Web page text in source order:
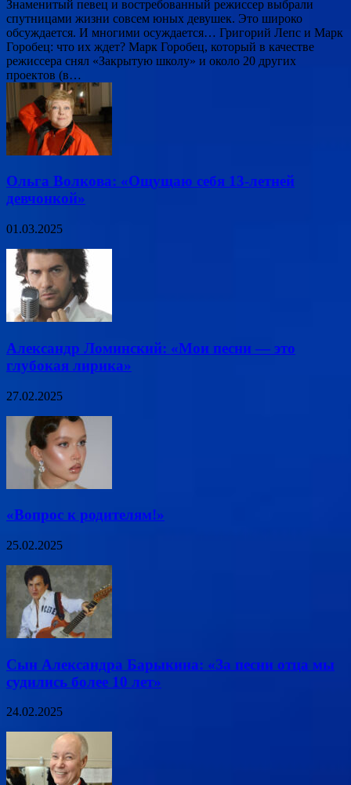
Знаменитый певец и востребованный режиссер выбрали
спутницами жизни совсем юных девушек. Это широко
обсуждается. И многими осуждается… Григорий Лепс и Марк
Горобец: что их ждет? Марк Горобец, который в качестве
режиссера снял «Закрытую школу» и около 20 других
проектов (в…
Ольга Волкова: «Ощущаю себя 13-летней
девчонкой»
01.03.2025
Александр Ломинский: «Мои песни — это
глубокая лирика»
27.02.2025
«Вопрос к родителям!»
25.02.2025
Сын Александра Барыкина: «За песни отца мы
судились более 10 лет»
24.02.2025